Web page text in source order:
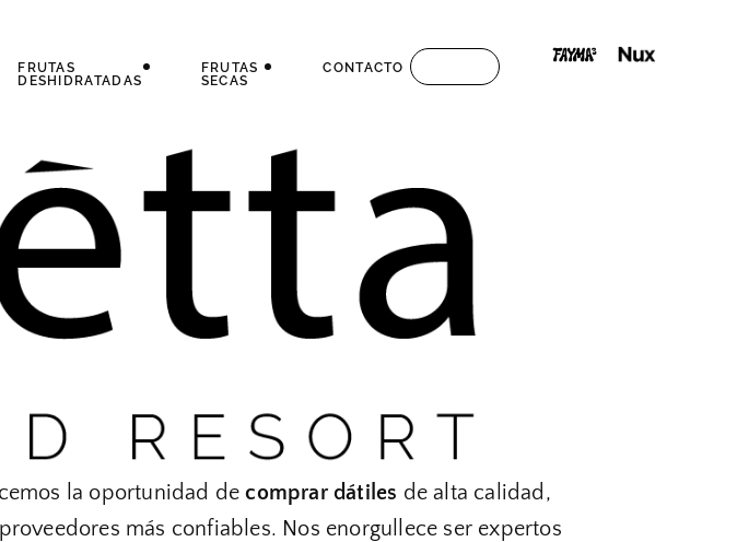
FRUTAS
DESHIDRATADAS
FRUTAS
SECAS
CONTACTO
la oportunidad decomprar dátiles de alta calidad,
más confiables. Nos enorgullece ser expertos